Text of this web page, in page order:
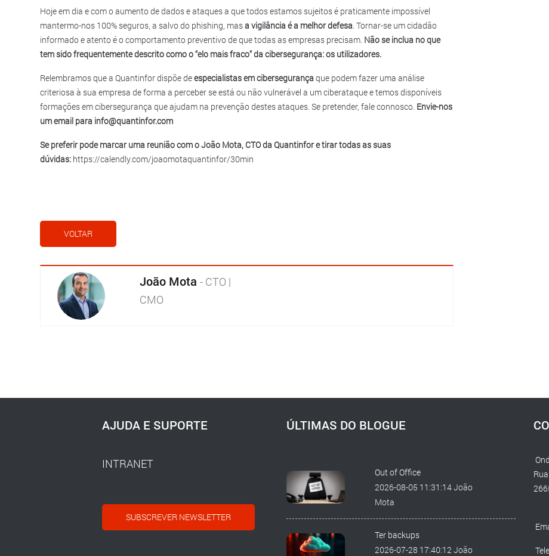
Hoje em dia e com o aumento de dados e ataques a que todos estamos sujeitos é praticamente impossível
mantermo-nos 100% seguros, a salvo do phishing, masa vigilância é a melhor defesa . Tornar-se um cidadão
informado e atento é o comportamento preventivo de que todas as empresas precisam. Não se inclua no que
tem sido frequentemente descrito como o “elo mais fraco” da cibersegurança: os utilizadores.
Relembramos que a Quantinfor dispõe deespecialistas em cibersegurança que podem fazer uma análise
criteriosa à sua empresa de forma a perceber se está ou não vulnerável a um ciberataque e temos disponíveis
formações em cibersegurança que ajudam na prevenção destes ataques. Se pretender, fale connosco. Envie-nos
um email para info@quantinfor.com
Se preferir pode marcar uma reunião com o João Mota, CTO da Quantinfor e tirar todas as suas
dúvidas: https://calendly.com/joaomotaquantinfor/30min
VOLTAR
João Mota - CTO |
CMO
AJUDA E SUPORTE
INTRANET
SUBSCREVER NEWSLETTER
ÚLTIMAS DO BLOGUE
Out of Office
2026-08-05 11:31:14 João
Mota
Ter backups
2026-07-28 17:40:12 João